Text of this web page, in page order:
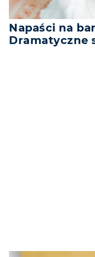
Napaści na
Dramatyczne